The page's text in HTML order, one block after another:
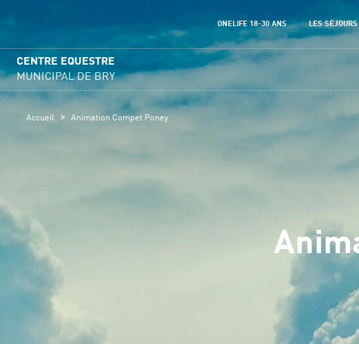
ONELIFE 18-30 ANS LES SÉJOURS
CENTRE EQUESTRE
MUNICIPAL DE BRY
Accueil > Animation Compet Poney